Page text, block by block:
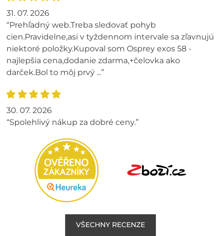
31. 07. 2026
“Prehľadný web.Treba sledovať pohyb
cien.Pravidelne,asi v tyždennom intervale sa zľavnujú
niektoré položky.Kupoval som Osprey exos 58 -
najlepšia cena,dodanie zdarma,+čelovka ako
darček.Bol to môj prvý ...”
30. 07. 2026
“Spolehlivý nákup za dobré ceny.”
VŠECHNY RECENZE